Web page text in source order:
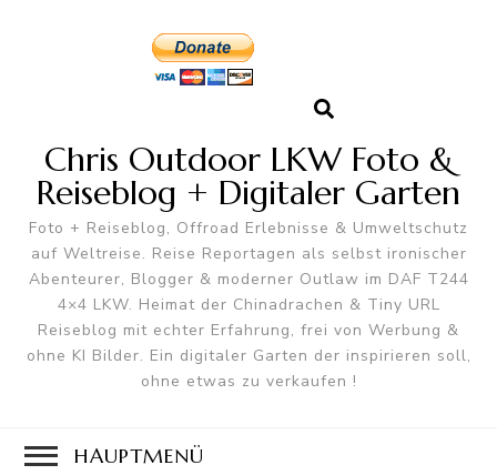
Chris Outdoor LKW Foto &
Reiseblog + Digitaler Garten
Foto + Reiseblog, Offroad Erlebnisse & Umweltschutz
auf Weltreise. Reise Reportagen als selbst ironischer
Abenteurer, Blogger & moderner Outlaw im DAF T244
4×4 LKW. Heimat der Chinadrachen & Tiny URL
Reiseblog mit echter Erfahrung, frei von Werbung &
ohne KI Bilder. Ein digitaler Garten der inspirieren soll,
ohne etwas zu verkaufen !
HAUPTMENÜ